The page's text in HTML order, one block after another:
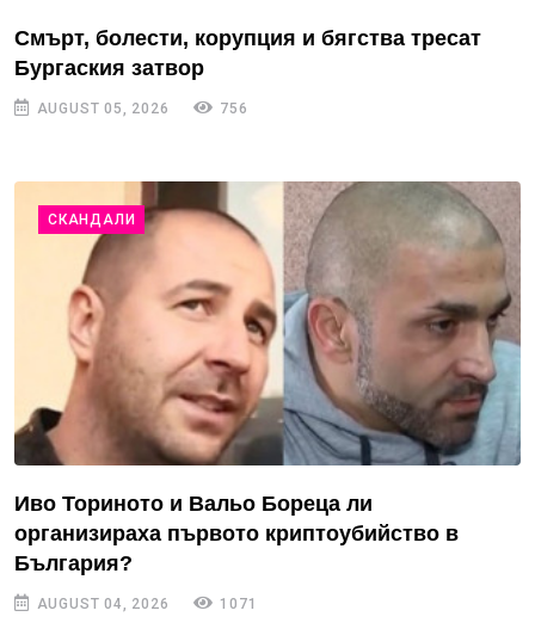
Смърт, болести, корупция и бягства тресат
Бургаския затвор
AUGUST 05, 2026 756
СКАНДАЛИ
Иво Ториното и Вальо Бореца ли
организираха първото криптоубийство в
България?
AUGUST 04, 2026 1071